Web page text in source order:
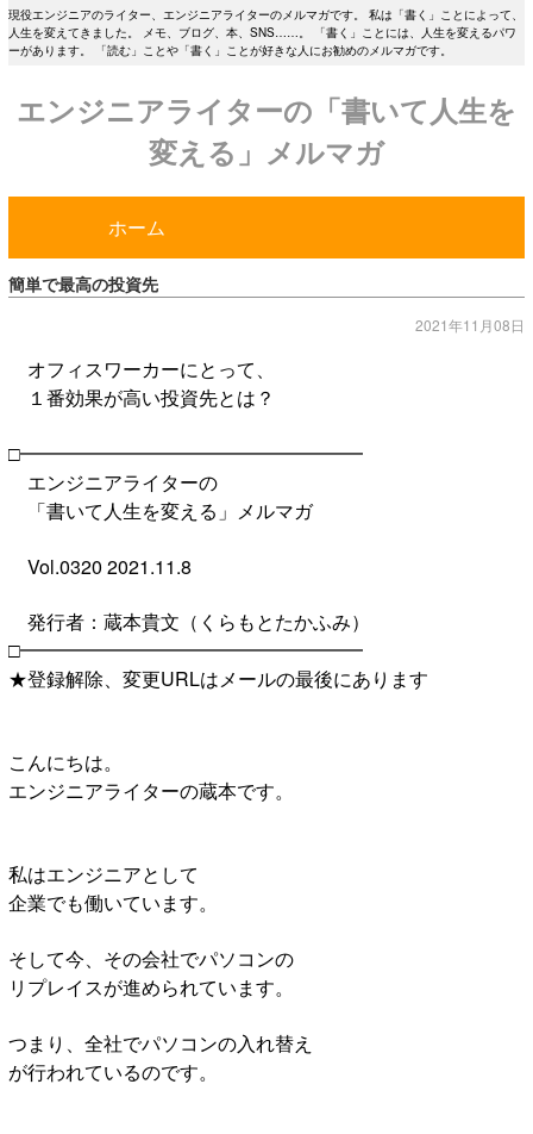
現役エンジニアのライター、エンジニアライターのメルマガです。 私は「書く」ことによって、
人生を変えてきました。 メモ、ブログ、本、SNS……。 「書く」ことには、人生を変えるパワ
ーがあります。 「読む」ことや「書く」ことが好きな人にお勧めのメルマガです。
エンジニアライターの「書いて人生を
変える」メルマガ
ホーム
簡単で最高の投資先
2021年11月08日
オフィスワーカーにとって、
１番効果が高い投資先とは？
□━━━━━━━━━━━━━━━━━━
エンジニアライターの
「書いて人生を変える」メルマガ
Vol.0320 2021.11.8
発行者：蔵本貴文（くらもとたかふみ）
□━━━━━━━━━━━━━━━━━━
★登録解除、変更URLはメールの最後にあります
こんにちは。
エンジニアライターの蔵本です。
私はエンジニアとして
企業でも働いています。
そして今、その会社でパソコンの
リプレイスが進められています。
つまり、全社でパソコンの入れ替え
が行われているのです。